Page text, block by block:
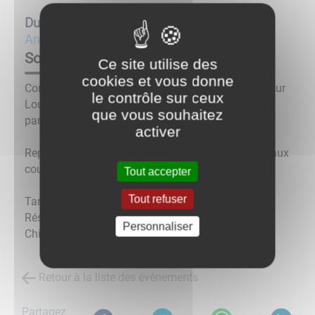
Du 22/03/25 à 20:00 au22/03/25
Animations
Soirée Saint Patrick
Comme l'an passé, soirée Saint Patrick à Chissey sur
Loue le samedi 22 Mars 2025 - Salle des Fêtes à
partir de 20h
Repas Irlandais - Cocktail offert à tout participant aux
couleurs irlandaises - Soirée dansante (DJ)
Tarif : 20 €/pers. - 10 € (moins de 12 ans) -
Réservation au 06.25.10.07.19 Comité de fêtes de
Chissey
Retour à la liste des évènements
Partagez
Ce site utilise des
cookies et vous donne
le contrôle sur ceux
que vous souhaitez
activer
Tout accepter
Tout refuser
Personnaliser